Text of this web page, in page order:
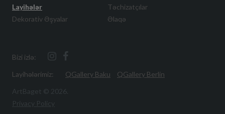
Layihələr
Dekorativ Əşyalar
Təchizatçılar
Əlaqə
Bizi izlə:
Layihələrimiz:
QGallery Baku
QGallery Berlin
ArtBaget © 2026
Privacy Policy